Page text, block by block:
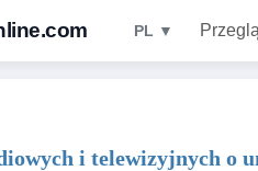
PL ▼
i telewizyjnych o